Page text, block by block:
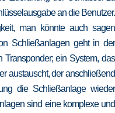
an die Benutzer.
man könnte auch sagen
Schließanlagen geht in der
Transponder; ein System, das
austauscht, der anschließend
die Schließanlage wieder
sind eine komplexe und